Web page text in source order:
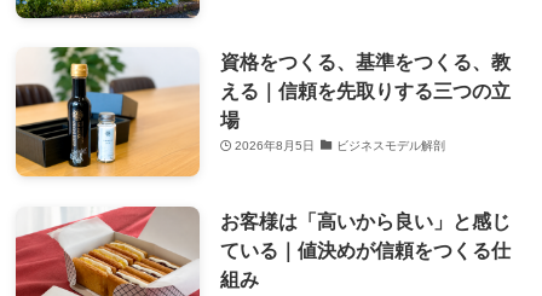
資格をつくる、基準をつくる、教
える｜信頼を先取りする三つの立
場
2026年8月5日 ビジネスモデル解剖
お客様は「高いから良い」と感じ
ている｜値決めが信頼をつくる仕
組み